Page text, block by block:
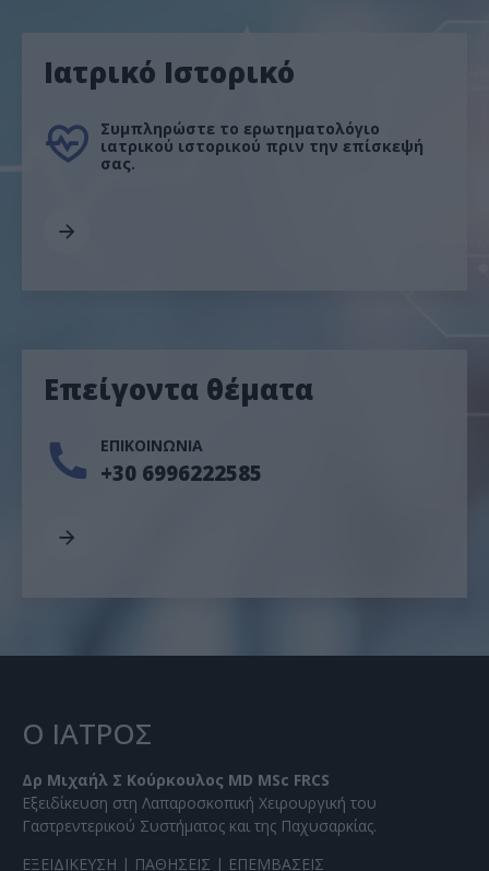
Ιατρικό Ιστορικό
Συμπληρώστε το ερωτηματολόγιο
ιατρικού ιστορικού πριν την επίσκεψή
σας.
Επείγοντα θέματα
ΕΠΙΚΟΙΝΩΝΙΑ
+30 6996222585
Ο ΙΑΤΡΟΣ
Δρ Μιχαήλ Σ Κούρκουλος MD MSc FRCS
Εξειδίκευση στη Λαπαροσκοπική Χειρουργική του
Γαστρεντερικού Συστήματος και της Παχυσαρκίας.
ΕΞΕΙΔΙΚΕΥΣΗ | ΠΑΘΗΣΕΙΣ | ΕΠΕΜΒΑΣΕΙΣ